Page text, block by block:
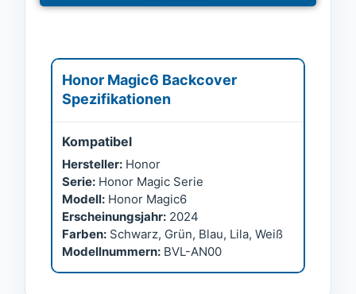
Honor Magic6 Backcover
Spezifikationen
Kompatibel
Hersteller: Honor
Serie: Honor Magic Serie
Modell: Honor Magic6
Erscheinungsjahr: 2024
Farben: Schwarz, Grün, Blau, Lila, Weiß
Modellnummern: BVL-AN00